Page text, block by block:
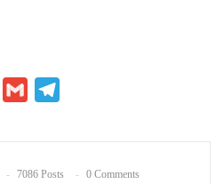
Email Gmail
7086 Posts 0 Comments